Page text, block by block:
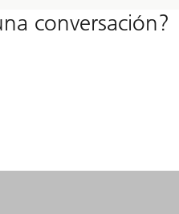
conversación?